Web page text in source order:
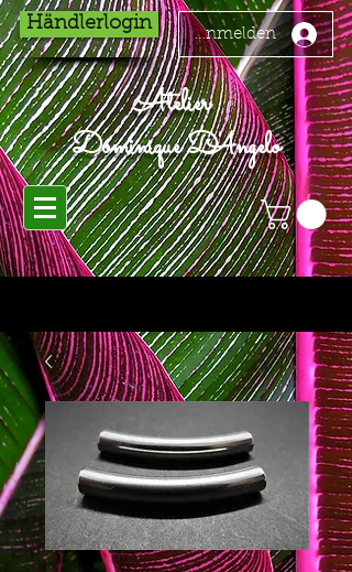
Händlerlogin
Anmelden
Atelier
Dominique D'Angelo